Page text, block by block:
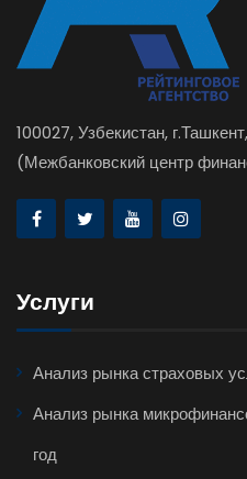
100027, Узбекистан,
(Межбанковский центр
Услуги
Анализ рынка страховых
Анализ рынка
год